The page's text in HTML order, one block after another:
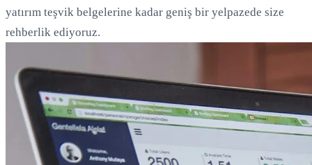
Yükleniyor...
yatırım teşvik belgelerine kadar geniş bir yelpazede size
rehberlik ediyoruz.